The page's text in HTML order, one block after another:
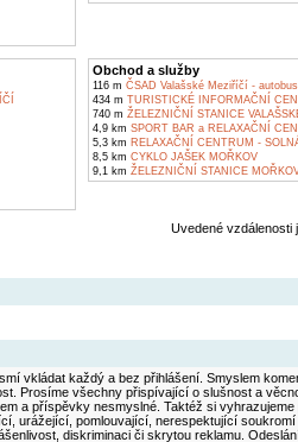
Obchod a služby
116 m ČSAD Valašské Meziříčí -
434 m TURISTICKÉ INFORMAČNÍ
740 m ŽELEZNIČNÍ STANICE
4,9 km SPORT BAR a RELAXAČNÍ
5,3 km RELAXAČNÍ CENTRUM -
8,5 km CYKLO JAŠEK MOŘKOV
9,1 km ŽELEZNIČNÍ STANICE
Uvedené vzdálenosti
vkládat každý a bez přihlášení. Smyslem
Prosíme všechny přispívající o slušnost a
a příspěvky nesmyslné. Taktéž si
urážející, pomlouvající, nerespektující
diskriminaci či skrytou reklamu.